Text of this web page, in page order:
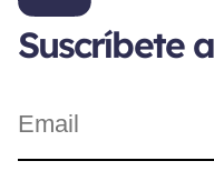
Suscríbete